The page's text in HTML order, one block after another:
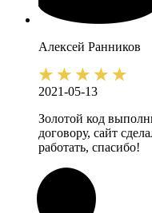
Алексей Ранников
2021-05-13
Золотой код
договору, сайт
работать, спасибо!